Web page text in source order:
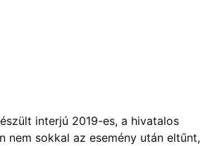
interjú 2019-es, a hivatalos
nem sokkal az esemény után eltűnt,